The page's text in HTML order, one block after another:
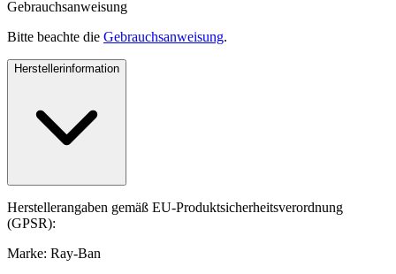
Gebrauchsanweisung
Bitte beachte die Gebrauchsanweisung.
Herstellerinformation
Herstellerangaben gemäß EU-Produktsicherheitsverordnung
(GPSR):
Marke: Ray-Ban